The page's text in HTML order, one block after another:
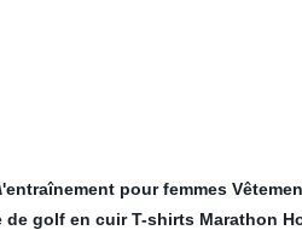
pour femmes
de golf en cuir T-shirts Marathon